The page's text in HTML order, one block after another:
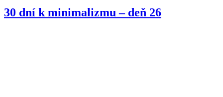
30 dní k minimalizmu – deň 26